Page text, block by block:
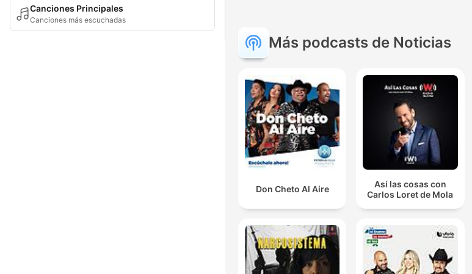
Canciones Principales
Canciones más escuchadas
Más podcasts de Noticias
Don Cheto Al Aire
Así las cosas con
Carlos Loret de Mola